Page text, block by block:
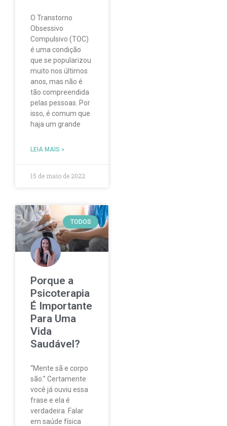
O Transtorno
Obsessivo
Compulsivo (TOC)
é uma condição
que se popularizou
muito nos últimos
anos, mas não é
tão compreendida
pelas pessoas. Por
isso, é comum que
haja um grande
LEIA MAIS »
15 de maio de 2022
TODOS
Porque a
Psicoterapia
É Importante
Para Uma
Vida
Saudável?
“Mente sã e corpo
são.” Certamente
você já ouviu essa
frase e ela é
verdadeira. Falar
em saúde física